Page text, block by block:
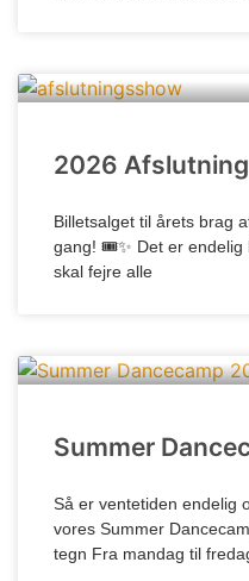
2026
Billetsalget til årets brag
gang! 🎟️✨ Det er endelig
skal fejre alle
Summer
Så er ventetiden endelig
vores Summer
tegn Fra mandag til